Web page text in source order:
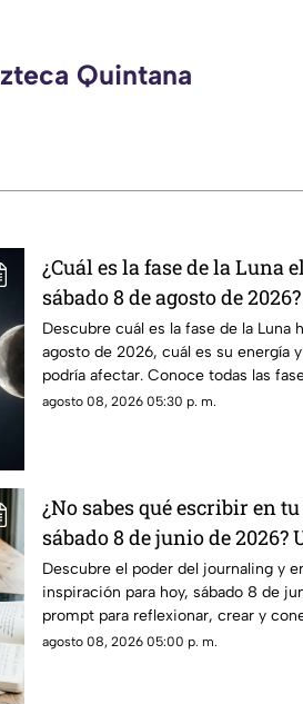
Quintana
¿Cuál es la fase de la Luna
sábado 8 de agosto de
el astro durante la noche
Descubre cuál es la fase de la Luna
agosto de 2026, cuál es su energía
podría afectar. Conoce todas las
agosto 08, 2026 05:30 p. m.
¿No sabes qué escribir en
sábado 8 de junio de 2026?
journal prompt
Descubre el poder del journaling y
inspiración para hoy, sábado 8 de
prompt para reflexionar, crear y
mismo.
agosto 08, 2026 05:00 p. m.